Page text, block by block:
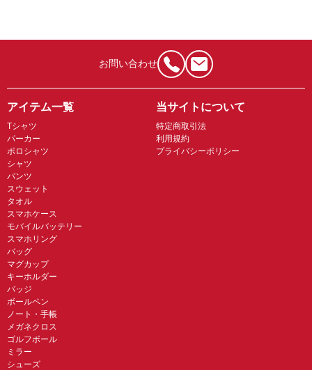
お問い合わせ
アイテム一覧
Tシャツ
パーカー
ポロシャツ
シャツ
パンツ
スウェット
タオル
スマホケース
モバイルバッテリー
スマホリング
バッグ
マグカップ
キーホルダー
バッジ
ボールペン
ノート・手帳
メガネクロス
ゴルフボール
ミラー
シューズ
当サイトについて
特定商取引法
利用規約
プライバシーポリシー